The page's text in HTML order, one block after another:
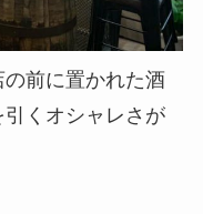
前に置かれた酒
くオシャレさが